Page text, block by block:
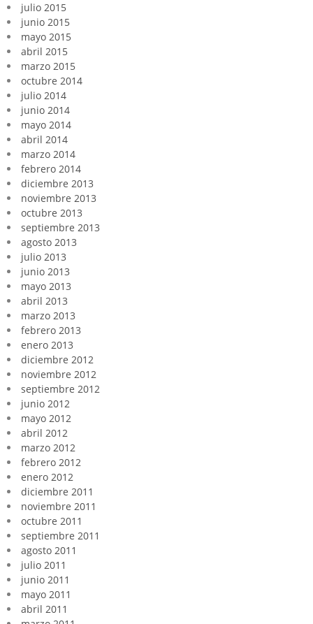
julio 2015
junio 2015
mayo 2015
abril 2015
marzo 2015
octubre 2014
julio 2014
junio 2014
mayo 2014
abril 2014
marzo 2014
febrero 2014
diciembre 2013
noviembre 2013
octubre 2013
septiembre 2013
agosto 2013
julio 2013
junio 2013
mayo 2013
abril 2013
marzo 2013
febrero 2013
enero 2013
diciembre 2012
noviembre 2012
septiembre 2012
junio 2012
mayo 2012
abril 2012
marzo 2012
febrero 2012
enero 2012
diciembre 2011
noviembre 2011
octubre 2011
septiembre 2011
agosto 2011
julio 2011
junio 2011
mayo 2011
abril 2011